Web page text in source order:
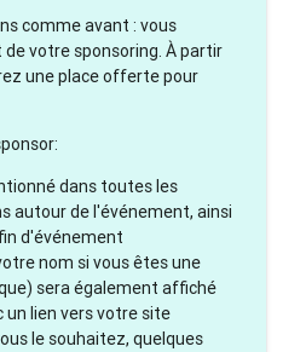
comme avant : vous
votre sponsoring. À partir
une place offerte pour
dans toutes les
autour de l'événement, ainsi
d'événement
nom si vous êtes une
sera également affiché
un lien vers votre site
le souhaitez, quelques